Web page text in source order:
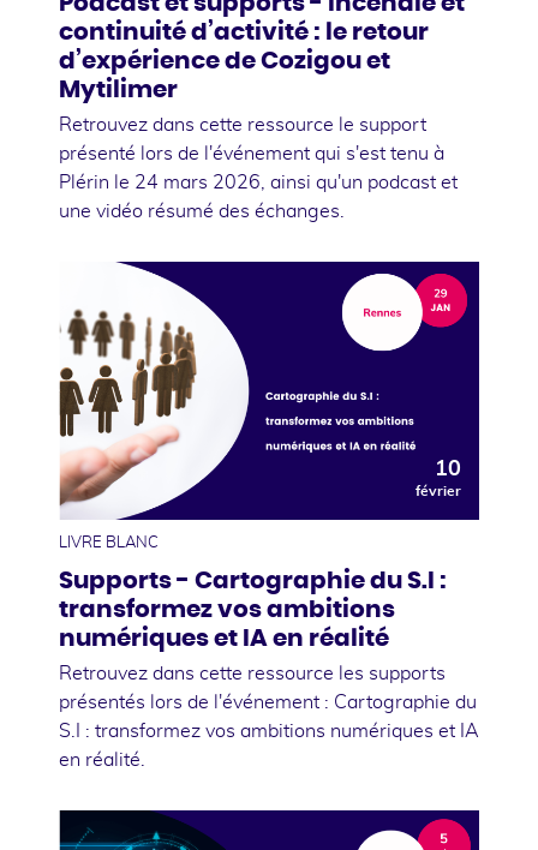
continuité d’activité : le retour
d’expérience de Cozigou et
Mytilimer
Retrouvez dans cette ressource le support
présenté lors de l'événement qui s'est tenu à
Plérin le 24 mars 2026, ainsi qu'un podcast et
une vidéo résumé des échanges.
10
février
LIVRE BLANC
Supports - Cartographie du S.I :
transformez vos ambitions
numériques et IA en réalité
Retrouvez dans cette ressource les supports
présentés lors de l'événement : Cartographie du
S.I : transformez vos ambitions numériques et IA
en réalité.